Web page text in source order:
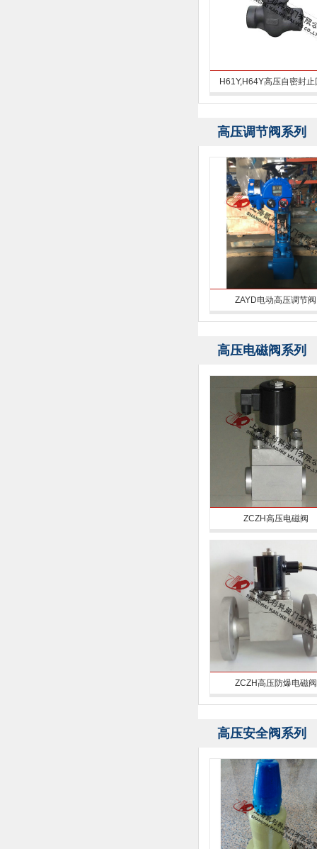
H61Y,H64Y高压自密封止
高压调节阀系列
ZAYD电动高压调节阀
高压电磁阀系列
ZCZH高压电磁阀
ZCZH高压防爆电磁阀
高压安全阀系列